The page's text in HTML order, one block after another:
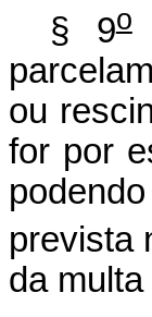
§ 9o
ou
for por
prevista
da